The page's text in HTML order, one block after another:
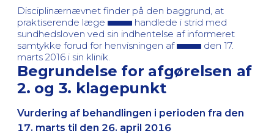
Disciplinærnævnet finder på den baggrund, at
praktiserende læge
handlede i strid med
sundhedsloven ved sin indhentelse af informeret
samtykke forud for henvisningen af
den 17.
marts 2016 i sin klinik.
Begrundelse for afgørelsen af
2. og 3. klagepunkt
Vurdering af behandlingen i perioden fra den
17. marts til den 26. april 2016